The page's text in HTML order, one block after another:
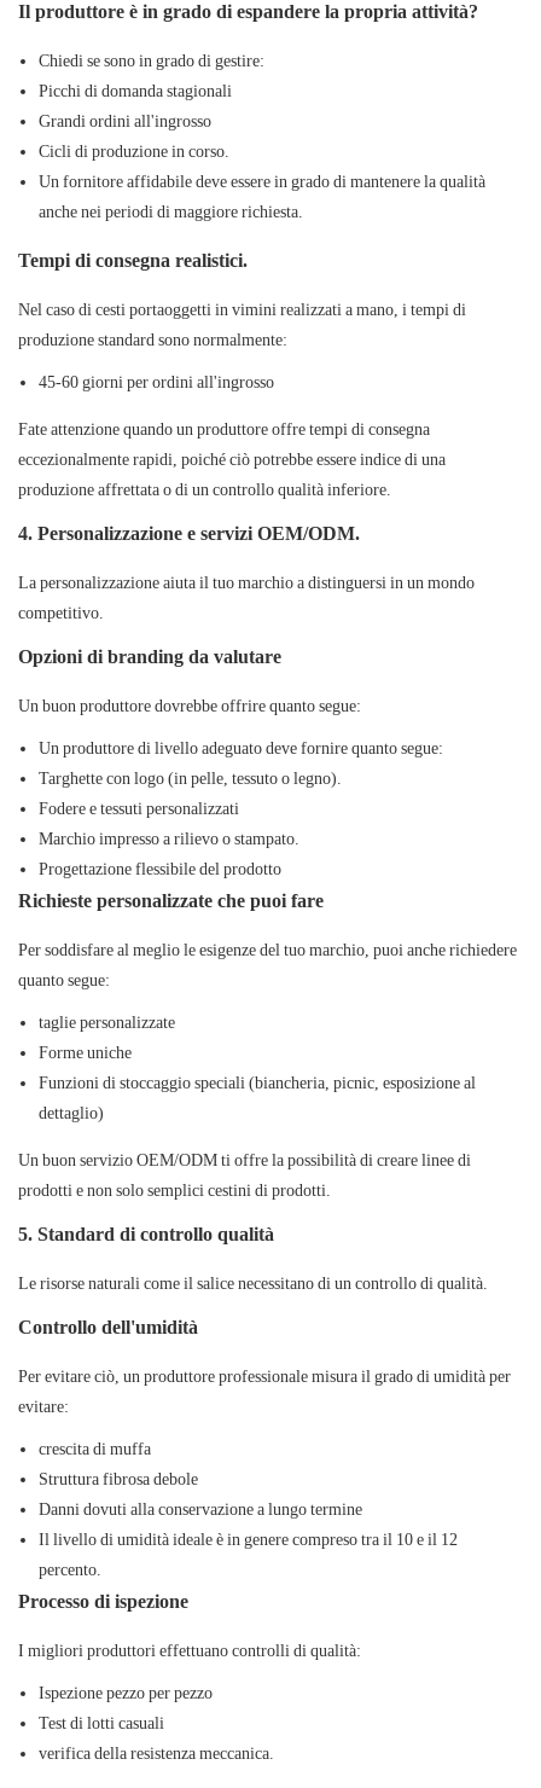
Il produttore è in grado di espandere la propria attività?
Chiedi se sono in grado di gestire:
Picchi di domanda stagionali
Grandi ordini all'ingrosso
Cicli di produzione in corso.
Un fornitore affidabile deve essere in grado di mantenere la qualità
anche nei periodi di maggiore richiesta.
Tempi di consegna realistici.
Nel caso di cesti portaoggetti in vimini realizzati a mano, i tempi di
produzione standard sono normalmente:
45-60 giorni per ordini all'ingrosso
Fate attenzione quando un produttore offre tempi di consegna
eccezionalmente rapidi, poiché ciò potrebbe essere indice di una
produzione affrettata o di un controllo qualità inferiore.
4. Personalizzazione e servizi OEM/ODM.
La personalizzazione aiuta il tuo marchio a distinguersi in un mondo
competitivo.
Opzioni di branding da valutare
Un buon produttore dovrebbe offrire quanto segue:
Un produttore di livello adeguato deve fornire quanto segue:
Targhette con logo (in pelle, tessuto o legno).
Fodere e tessuti personalizzati
Marchio impresso a rilievo o stampato.
Progettazione flessibile del prodotto
Richieste personalizzate che puoi fare
Per soddisfare al meglio le esigenze del tuo marchio, puoi anche richiedere
quanto segue:
taglie personalizzate
Forme uniche
Funzioni di stoccaggio speciali (biancheria, picnic, esposizione al
dettaglio)
Un buon servizio OEM/ODM ti offre la possibilità di creare linee di
prodotti e non solo semplici cestini di prodotti.
5. Standard di controllo qualità
Le risorse naturali come il salice necessitano di un controllo di qualità.
Controllo dell'umidità
Per evitare ciò, un produttore professionale misura il grado di umidità per
evitare:
crescita di muffa
Struttura fibrosa debole
Danni dovuti alla conservazione a lungo termine
Il livello di umidità ideale è in genere compreso tra il 10 e il 12
percento.
Processo di ispezione
I migliori produttori effettuano controlli di qualità:
Ispezione pezzo per pezzo
Test di lotti casuali
verifica della resistenza meccanica.